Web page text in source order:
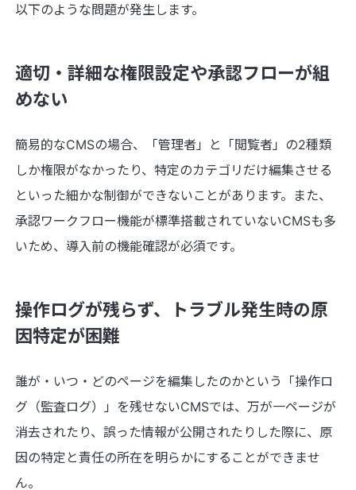
以下のような問題が発生します。
適切・詳細な権限設定や承認フローが組
めない
簡易的なCMSの場合、「管理者」と「閲覧者」の2種類
しか権限がなかったり、特定のカテゴリだけ編集させる
といった細かな制御ができないことがあります。また、
承認ワークフロー機能が標準搭載されていないCMSも多
いため、導入前の機能確認が必須です。
操作ログが残らず、トラブル発生時の原
因特定が困難
誰が・いつ・どのページを編集したのかという「操作ロ
グ（監査ログ）」を残せないCMSでは、万が一ページが
消去されたり、誤った情報が公開されたりした際に、原
因の特定と責任の所在を明らかにすることができませ
ん。